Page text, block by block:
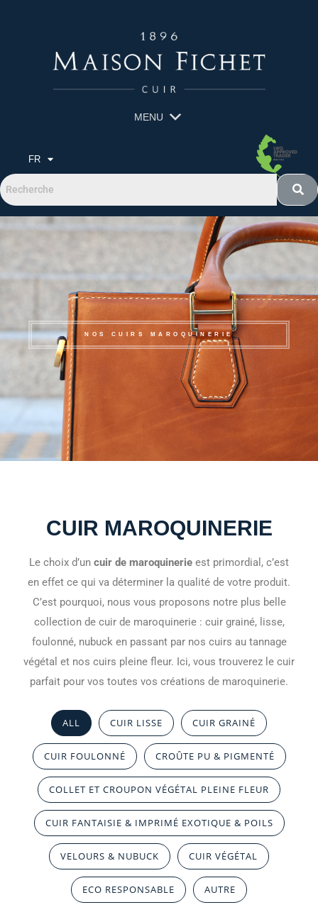
MENU
FR
NOS CUIRS MAROQUINERIE
CUIR MAROQUINERIE
Le choix d’un cuir de maroquinerie est primordial, c’est
en effet ce qui va déterminer la qualité de votre produit.
C’est pourquoi, nous vous proposons notre plus belle
collection de cuir de maroquinerie : cuir grainé, lisse,
foulonné, nubuck en passant par nos cuirs au tannage
végétal et nos cuirs pleine fleur. Ici, vous trouverez le cuir
parfait pour vos toutes vos créations de maroquinerie.
ALL CUIR LISSE CUIR GRAINÉ
CUIR FOULONNÉ CROÛTE PU & PIGMENTÉ
COLLET ET CROUPON VÉGÉTAL PLEINE FLEUR
CUIR FANTAISIE & IMPRIMÉ EXOTIQUE & POILS
VELOURS & NUBUCK CUIR VÉGÉTAL
ECO RESPONSABLE AUTRE